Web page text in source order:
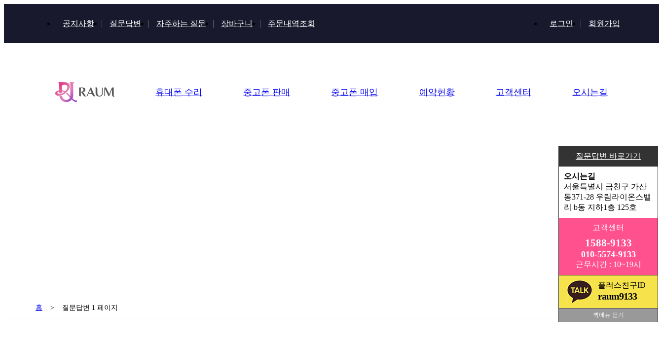
공지사항 질문답변 자주하는 질문 장바구니 주문내역조회 회원가입
로그인
휴대폰 수리 중고폰 판매 중고폰 매입 예약현황 고객센터 오시는길
홈 > 질문답변 1 페이지
질문답변 바로가기
오시는길
서울특별시 금천구 가산
동371-28 우림라이온스밸
리 b동 지하1층 125호
고객센터
1588-9133
010-5574-9133
근무시간 : 10~19시
플러스친구ID
raum9133
퀵메뉴 닫기